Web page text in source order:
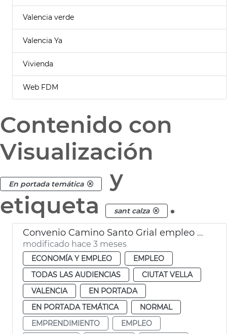
Valencia verde
Valencia Ya
Vivienda
Web FDM
Contenido con
Visualización
En portada temática
y
etiqueta
sant calza .
Convenio Camino Santo Grial empleo y proyección internacional
modificado hace 3 meses
ECONOMÍA Y EMPLEO
EMPLEO
TODAS LAS AUDIENCIAS
CIUTAT VELLA
VALENCIA
EN PORTADA
EN PORTADA TEMÁTICA
NORMAL
EMPRENDIMIENTO
EMPLEO